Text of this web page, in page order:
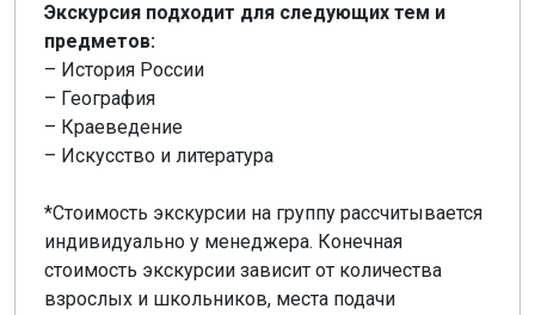
Экскурсия подходит для следующих тем и
предметов:
– История России
– География
– Краеведение
– Искусство и литература
*Стоимость экскурсии на группу рассчитывается
индивидуально у менеджера. Конечная
стоимость экскурсии зависит от количества
взрослых и школьников, места подачи